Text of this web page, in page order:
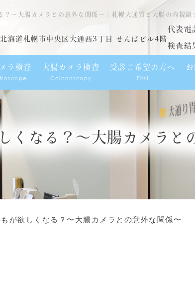
？〜大腸カメラとの意外な関係〜｜札幌大通胃と大腸の内視
海道札幌市中央区大通西3丁目 せんばビル4階
代表電
検査結
ラ検査 大腸カメラ検査
Colonoscopy
受診ご希望の方へ
First
くなる？〜大腸カメラと
が欲しくなる？〜大腸カメラとの意外な関係〜